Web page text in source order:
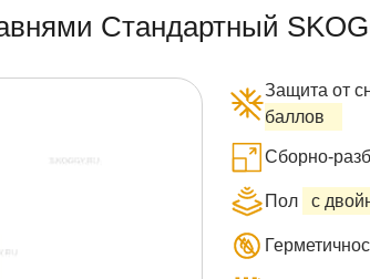
Стандартный
Защита от
баллов
Сборно-
Пол с